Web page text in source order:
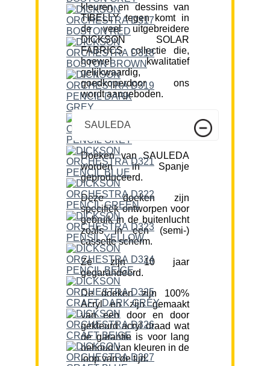
kleuren en dessins van
TIBELLY tegen komt in
de veel uitgebreidere
DICKSON SOLAR
FABRICS collectie die,
hoewel kwalitatief
gelijkwaardig,
goedkoperdoor ons
wordt aangeboden.
SAULEDA
Doeken van SAULEDA
worden in Spanje
geproduceerd.
Deze doeken zijn
specifiek ontworpen voor
gebruik in de buitenlucht
zoals in een (semi-)
cassette scherm.
Ze zijn 10 jaar
gegarandeerd.
De doeken zijn 100%
Acryl en zijn gemaakt
van een door en door
gekleurd acryl draad wat
de garantie is voor lang
behoud van kleuren in de
loop van de tijd.